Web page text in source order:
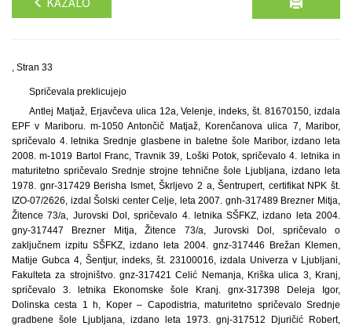
, Stran 33
Spričevala preklicujejo
Antlej Matjaž, Erjavčeva ulica 12a, Velenje, indeks, št. 81670150, izdala
EPF v Mariboru. m-1050 Antončič Matjaž, Korenčanova ulica 7, Maribor,
spričevalo 4. letnika Srednje glasbene in baletne šole Maribor, izdano leta
2008. m-1019 Bartol Franc, Travnik 39, Loški Potok, spričevalo 4. letnika in
maturitetno spričevalo Srednje strojne tehnične šole Ljubljana, izdano leta
1978. gnr-317429 Berisha Ismet, Škrljevo 2 a, Šentrupert, certifikat NPK št.
IZO-07/2626, izdal Šolski center Celje, leta 2007. gnh-317489 Brezner Mitja,
Žitence 73/a, Jurovski Dol, spričevalo 4. letnika SŠFKZ, izdano leta 2004.
gny-317447 Brezner Mitja, Žitence 73/a, Jurovski Dol, spričevalo o
zaključnem izpitu SŠFKZ, izdano leta 2004. gnz-317446 Brežan Klemen,
Matije Gubca 4, Šentjur, indeks, št. 23100016, izdala Univerza v Ljubljani,
Fakulteta za strojništvo. gnz-317421 Celić Nemanja, Kriška ulica 3, Kranj,
spričevalo 3. letnika Ekonomske šole Kranj. gnx-317398 Deleja Igor,
Dolinska cesta 1 h, Koper – Capodistria, maturitetno spričevalo Srednje
gradbene šole Ljubljana, izdano leta 1973. gnj-317512 Djuričić Robert,